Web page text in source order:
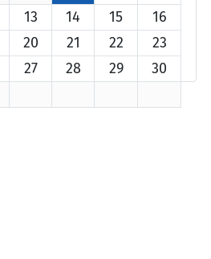
13 14 15
16
20 21 22
23
27 28 29
30